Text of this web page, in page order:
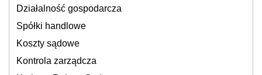
Działalność gospodarcza
Spółki handlowe
Koszty sądowe
Kontrola zarządcza